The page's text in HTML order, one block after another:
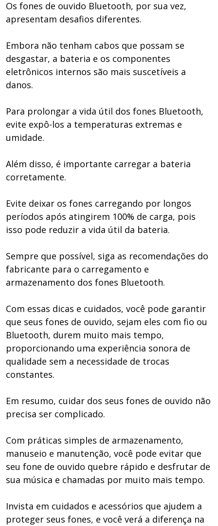
Os fones de ouvido Bluetooth, por sua vez,
apresentam desafios diferentes.
Embora não tenham cabos que possam se
desgastar, a bateria e os componentes
eletrônicos internos são mais suscetíveis a
danos.
Para prolongar a vida útil dos fones Bluetooth,
evite expô-los a temperaturas extremas e
umidade.
Além disso, é importante carregar a bateria
corretamente.
Evite deixar os fones carregando por longos
períodos após atingirem 100% de carga, pois
isso pode reduzir a vida útil da bateria.
Sempre que possível, siga as recomendações do
fabricante para o carregamento e
armazenamento dos fones Bluetooth.
Com essas dicas e cuidados, você pode garantir
que seus fones de ouvido, sejam eles com fio ou
Bluetooth, durem muito mais tempo,
proporcionando uma experiência sonora de
qualidade sem a necessidade de trocas
constantes.
Em resumo, cuidar dos seus fones de ouvido não
precisa ser complicado.
Com práticas simples de armazenamento,
manuseio e manutenção, você pode evitar que
seu fone de ouvido quebre rápido e desfrutar de
sua música e chamadas por muito mais tempo.
Invista em cuidados e acessórios que ajudem a
proteger seus fones, e você verá a diferença na